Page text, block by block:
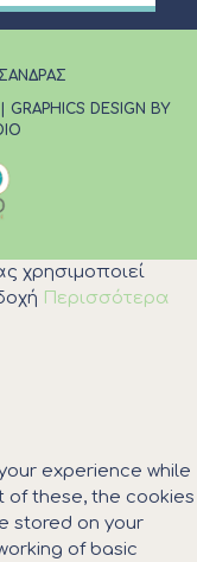
GRAPHICS DESIGN BY
χρησιμοποιεί
Περισσότερα
experience while
of these, the cookies
stored on your
of basic